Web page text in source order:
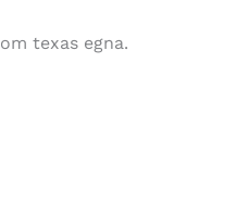
texas egna.